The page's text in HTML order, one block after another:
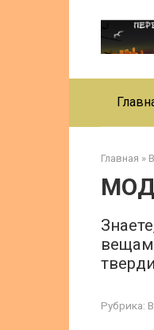
Главная »
вещам
Рубрика: